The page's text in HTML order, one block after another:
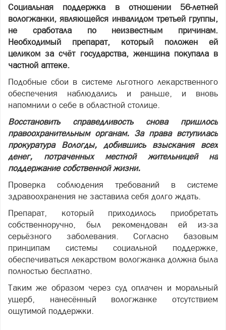
Социальная поддержка в отношении 56-летней
вологжанки, являющейся инвалидом третьей группы,
не сработала по неизвестным причинам.
Необходимый препарат, который положен ей
целиком за счёт государства, женщина покупала в
частной аптеке.
Подобные сбои в системе льготного лекарственного
обеспечения наблюдались и раньше, и вновь
напомнили о себе в областной столице.
Восстановить справедливость снова пришлось
правоохранительным органам. За права вступилась
прокуратура Вологды, добившись взыскания всех
денег, потраченных местной жительницей на
поддержание собственной жизни.
Проверка соблюдения требований в системе
здравоохранения не заставила себя долго ждать.
Препарат, который приходилось приобретать
собственноручно, был рекомендован ей из-за
серьёзного заболевания. Согласно базовым
принципам системы социальной поддержке,
обеспечиваться лекарством вологжанка должна была
полностью бесплатно.
Таким же образом через суд оплачен и моральный
ущерб, нанесённый вологжанке отсутствием
ощутимой поддержки.